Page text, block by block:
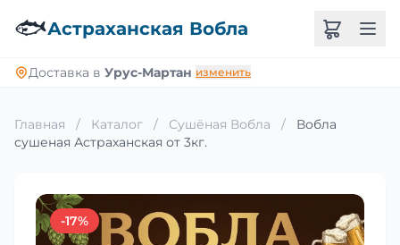
🐟Астраханская Вобла
Доставка в Урус-Мартан изменить
Главная / Каталог / Сушёная Вобла /
Вобла
сушеная Астраханская от 3кг.
-17%